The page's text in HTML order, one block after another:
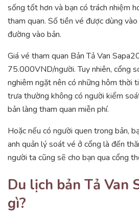
sống tốt hơn và bạn có trách nhiệm
tham quan. Số tiền vé được dùng
đường vào bản.
Giá vé tham quan Bản Tả Van
75.000VND/người. Tuy nhiên, cổng
nghiêm ngặt nên có những hôm thời
trưa thường không có người kiểm
bản làng tham quan miễn phí.
Hoặc nếu có người quen trong bản,
anh quản lý soát vé ở cổng là đến
người ta cũng sẽ cho bạn qua cổng
Du lịch bản Tả Van
gì?